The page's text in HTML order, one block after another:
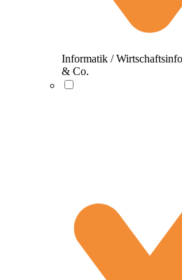
Informatik /
& Co.